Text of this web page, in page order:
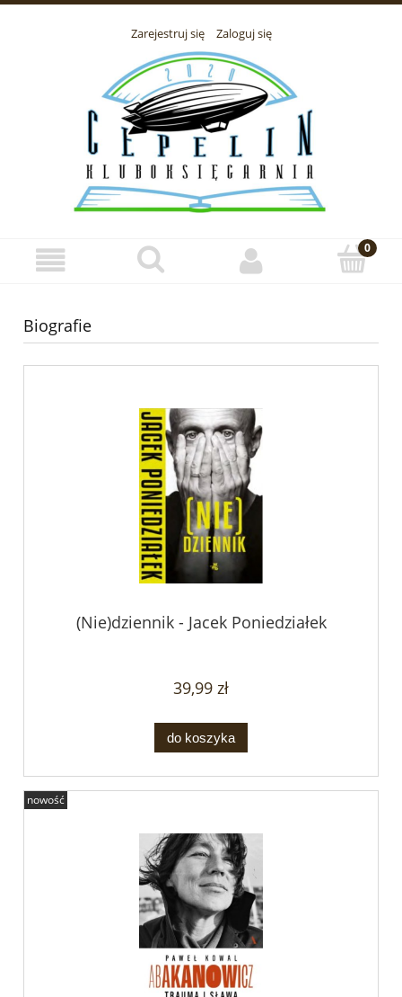
Zarejestruj się Zaloguj się
Biografie
(Nie)dziennik - Jacek Poniedziałek
39,99 zł
do koszyka
nowość